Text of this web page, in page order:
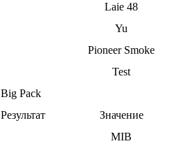
Laie 48
Yu
Pioneer Smoke
Test
Big Pack
Результат
Значение
MIB